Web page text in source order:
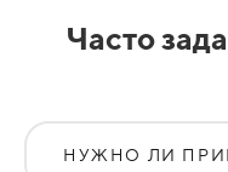
Часто
НУЖНО ЛИ